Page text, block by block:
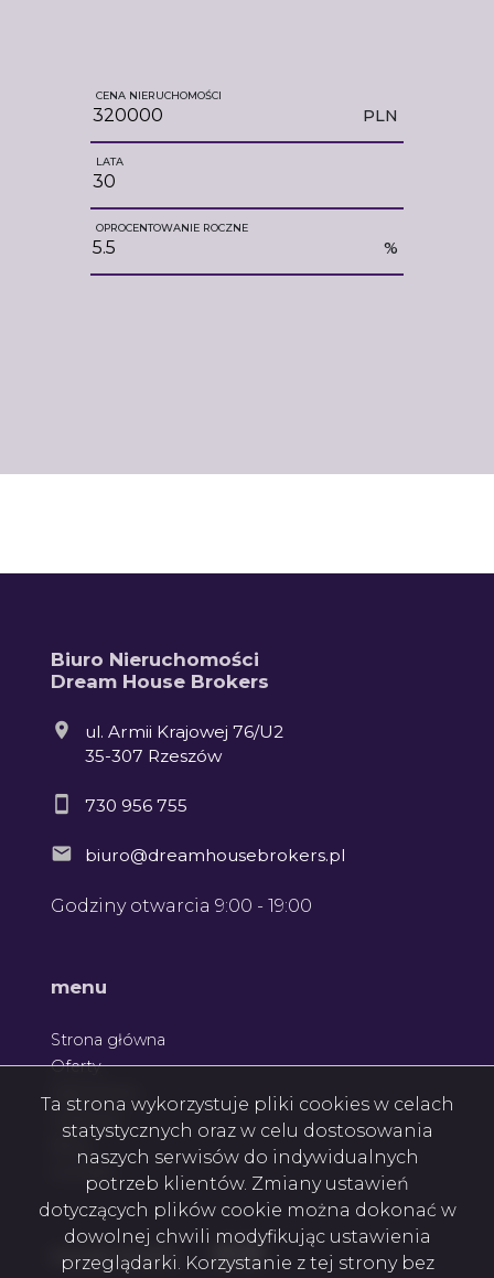
CENA NIERUCHOMOŚCI
PLN
LATA
OPROCENTOWANIE ROCZNE
%
Biuro Nieruchomości
Dream House Brokers
ul. Armii Krajowej 76/U2
35-307 Rzeszów
730 956 755
biuro@dreamhousebrokers.pl
Godziny otwarcia 9:00 - 19:00
menu
Strona główna
Oferty
social media Facebook
Facebook
Facebook
Ta strona wykorzystuje pliki cookies w celach
statystycznych oraz w celu dostosowania
naszych serwisów do indywidualnych
potrzeb klientów. Zmiany ustawień
dotyczących plików cookie można dokonać w
dowolnej chwili modyfikując ustawienia
przeglądarki. Korzystanie z tej strony bez